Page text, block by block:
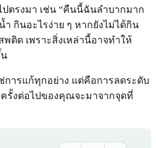
ตรงมา เช่น “คืนนี้ฉันลำบากมาก
ำ กินอะไรง่าย ๆ หากยังไม่ได้กิน
ติด เพราะสิ่งเหล่านี้อาจทำให้
การแก้ทุกอย่าง แต่คือการลดระดับ
รั้งต่อไปของคุณจะมาจากจุดที่